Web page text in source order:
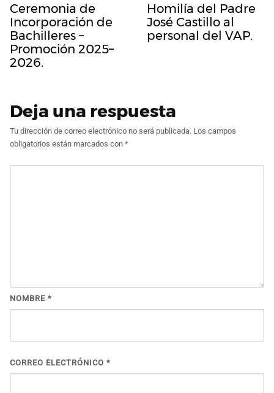
Ceremonia de
Incorporación de
Bachilleres –
Promoción 2025–
2026.
Homilía del Padre
José Castillo al
personal del VAP.
Deja una respuesta
Tu dirección de correo electrónico no será publicada. Los campos
obligatorios están marcados con *
NOMBRE *
CORREO ELECTRÓNICO *